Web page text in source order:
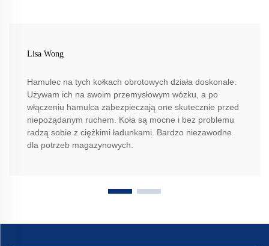
Lisa Wong
Hamulec na tych kołkach obrotowych działa doskonale.
Używam ich na swoim przemysłowym wózku, a po
włączeniu hamulca zabezpieczają one skutecznie przed
niepożądanym ruchem. Koła są mocne i bez problemu
radzą sobie z ciężkimi ładunkami. Bardzo niezawodne
dla potrzeb magazynowych.